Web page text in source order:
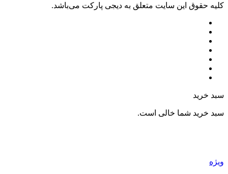
کليه حقوق اين سايت متعلق به دیجی پارکت می‌باشد.
سبد خرید
سبد خرید شما خالی است.
ویژه